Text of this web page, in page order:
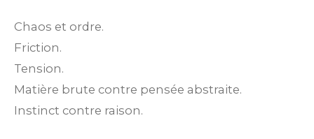
Chaos et ordre.
Friction.
Tension.
Matière brute contre pensée abstraite.
Instinct contre raison.